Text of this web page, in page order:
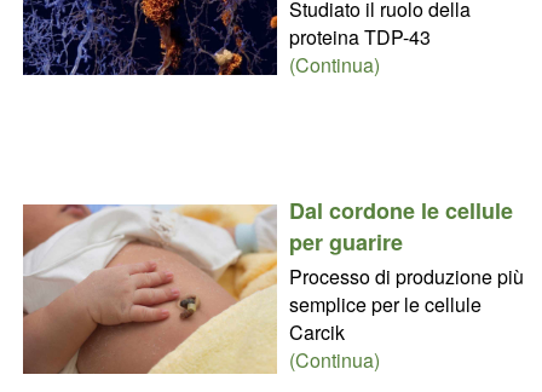
Studiato il ruolo della
proteina TDP-43
(Continua)
Dal cordone le cellule
per guarire
Processo di produzione più
semplice per le cellule
Carcik
(Continua)